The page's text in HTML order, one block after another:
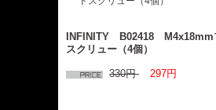
INFINITY B02418 M4x18mm
スクリュー（4個）
330円 297円